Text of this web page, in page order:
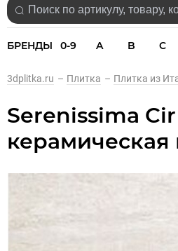
БРЕНДЫ 0-9 A B C
3dplitka.ru – Плитка – Плитка из
Serenissima
керамическая